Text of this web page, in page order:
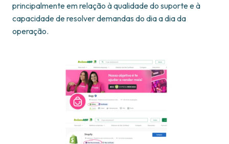
principalmente em relação à qualidade do suporte e à
capacidade de resolver demandas do dia a dia da
operação.